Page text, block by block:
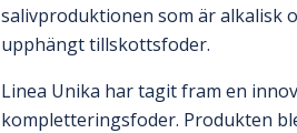
salivproduktionen som är alkalisk
upphängt tillskottsfoder.
Linea Unika har tagit fram en
kompletteringsfoder. Produkten